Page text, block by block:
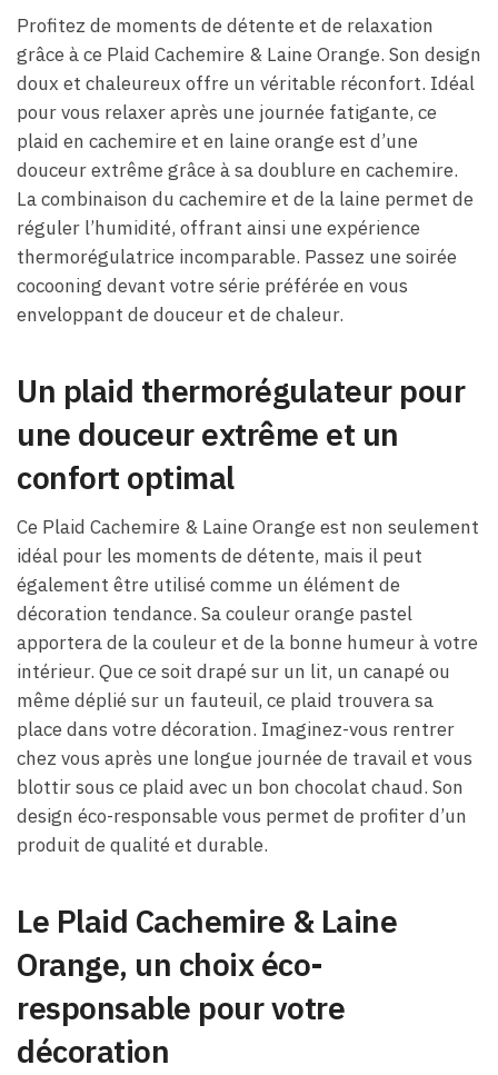
Profitez de moments de détente et de relaxation
grâce à ce Plaid Cachemire & Laine Orange. Son design
doux et chaleureux offre un véritable réconfort. Idéal
pour vous relaxer après une journée fatigante, ce
plaid en cachemire et en laine orange est d’une
douceur extrême grâce à sa doublure en cachemire.
La combinaison du cachemire et de la laine permet de
réguler l’humidité, offrant ainsi une expérience
thermorégulatrice incomparable. Passez une soirée
cocooning devant votre série préférée en vous
enveloppant de douceur et de chaleur.
Un plaid thermorégulateur pour
une douceur extrême et un
confort optimal
Ce Plaid Cachemire & Laine Orange est non seulement
idéal pour les moments de détente, mais il peut
également être utilisé comme un élément de
décoration tendance. Sa couleur orange pastel
apportera de la couleur et de la bonne humeur à votre
intérieur. Que ce soit drapé sur un lit, un canapé ou
même déplié sur un fauteuil, ce plaid trouvera sa
place dans votre décoration. Imaginez-vous rentrer
chez vous après une longue journée de travail et vous
blottir sous ce plaid avec un bon chocolat chaud. Son
design éco-responsable vous permet de profiter d’un
produit de qualité et durable.
Le Plaid Cachemire & Laine
Orange, un choix éco-
responsable pour votre
décoration